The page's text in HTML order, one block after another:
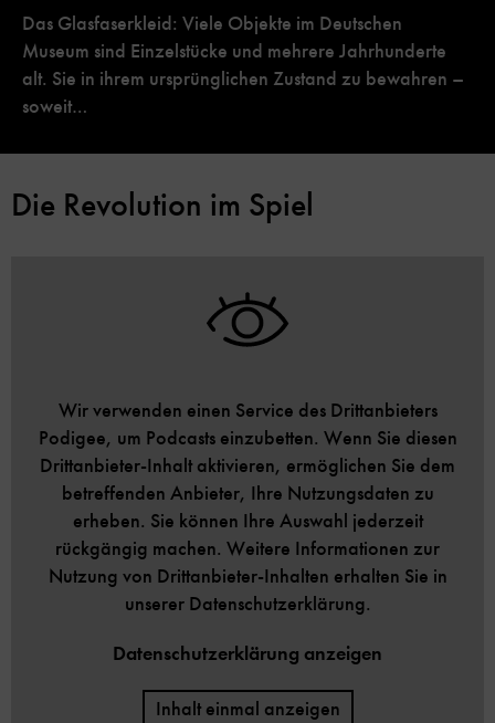
Das Glasfaserkleid: Viele Objekte im Deutschen
Museum sind Einzelstücke und mehrere Jahrhunderte
alt. Sie in ihrem ursprünglichen Zustand zu bewahren –
soweit…
Die Revolution im Spiel
Wir verwenden einen Service des Drittanbieters
Podigee, um Podcasts einzubetten. Wenn Sie diesen
Drittanbieter-Inhalt aktivieren, ermöglichen Sie dem
betreffenden Anbieter, Ihre Nutzungsdaten zu
erheben. Sie können Ihre Auswahl jederzeit
rückgängig machen. Weitere Informationen zur
Nutzung von Drittanbieter-Inhalten erhalten Sie in
unserer Datenschutzerklärung.
Datenschutzerklärung anzeigen
Inhalt einmal anzeigen